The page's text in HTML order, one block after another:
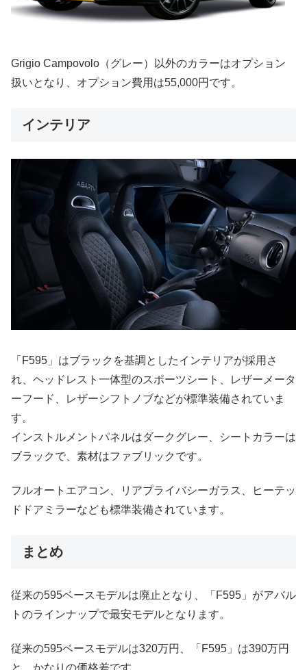
Grigio Campovolo（グレー）以外のカラーはオプション
扱いとなり、オプション費用は55,000円です。
インテリア
「F595」はブラックを基調としたインテリアが採用さ
れ、ヘッドレスト一体型のスポーツシート、レザーメータ
ーフード、レザーシフトノブなどが標準装備されていま
す。
インストルメントパネルはダークグレー、シートカラーは
ブラックで、素材はファブリックです。
フルオートエアコン、リアプライバシーガラス、ヒーテッ
ドドアミラーなども標準装備されています。
まとめ
従来の595ベースモデルは廃止となり、「F595」がアバル
トのラインナップで最安モデルとなります。
従来の595ベースモデルは320万円、「F595」は390万円